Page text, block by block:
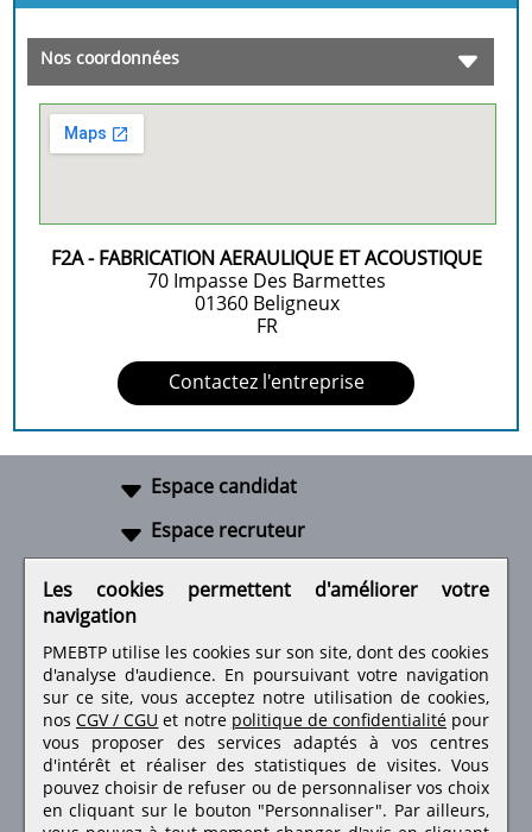
Nos coordonnées
F2A - FABRICATION AERAULIQUE ET ACOUSTIQUE
70 Impasse Des Barmettes
01360 Beligneux
FR
Contactez l'entreprise
Espace candidat
Espace recruteur
Retrouvez-nous sur les réseaux sociaux
Les cookies permettent d'améliorer votre
navigation
PMEBTP utilise les cookies sur son site, dont des cookies
d'analyse d'audience. En poursuivant votre navigation
sur ce site, vous acceptez notre utilisation de cookies,
nos CGV / CGU et notre politique de confidentialité pour
vous proposer des services adaptés à vos centres
d'intérêt et réaliser des statistiques de visites.Vous
pouvez choisir de refuser ou de personnaliser vos choix
en cliquant sur le bouton "Personnaliser". Par ailleurs,